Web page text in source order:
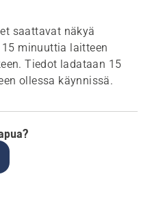
saattavat näkyä
minuuttia laitteen
Tiedot ladataan 15
ollessa käynnissä.